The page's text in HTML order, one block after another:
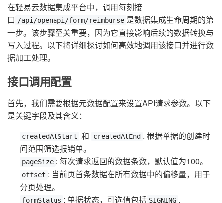
在轻易云数据集成平台中，调用每刻接
口 /api/openapi/form/reimburse 是数据集成生命周期的第
一步。该步骤至关重要，因为它直接影响后续的数据转换与
写入过程。以下将详细探讨如何高效地调用该接口并进行数
据加工处理。
接口调用配置
首先，我们需要根据元数据配置来设置API请求参数。以下
是关键字段及其含义：
createdAtStart 和 createdAtEnd : 根据单据的创建时
间范围筛选报销单。
pageSize : 每次请求返回的数据条数，默认值为100。
offset : 当前页首条数据在所有数据中的偏移量，用于
分页处理。
formStatus : 单据状态，可选值包括 SIGNING ,